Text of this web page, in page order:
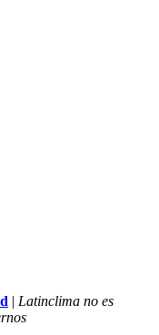
| Latinclima no es